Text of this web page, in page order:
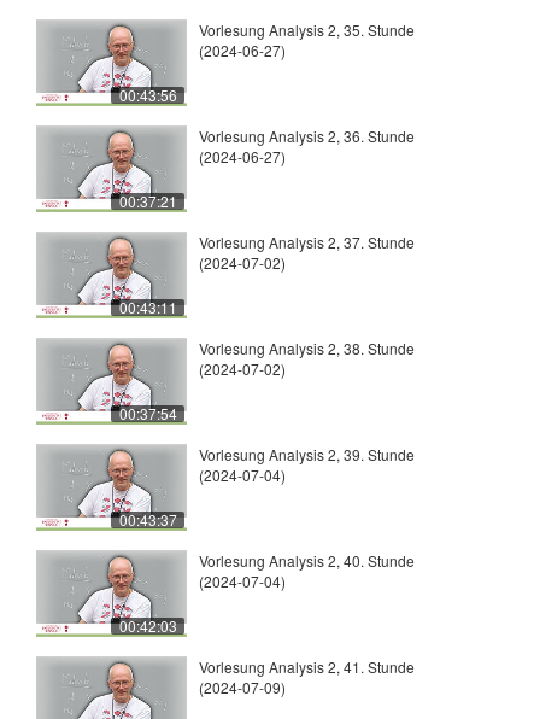
00:43:56
Vorlesung Analysis 2, 35. Stunde
(2024-06-27)
00:37:21
Vorlesung Analysis 2, 36. Stunde
(2024-06-27)
00:43:11
Vorlesung Analysis 2, 37. Stunde
(2024-07-02)
00:37:54
Vorlesung Analysis 2, 38. Stunde
(2024-07-02)
00:43:37
Vorlesung Analysis 2, 39. Stunde
(2024-07-04)
00:42:03
Vorlesung Analysis 2, 40. Stunde
(2024-07-04)
Vorlesung Analysis 2, 41. Stunde
(2024-07-09)